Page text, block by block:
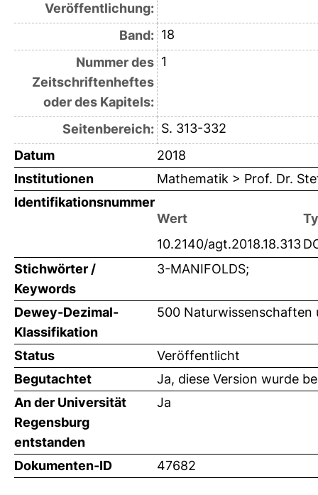
Veröffentlichung:
Band: 18
Nummer des
Zeitschriftenheftes
oder des Kapitels:
1
Seitenbereich: S. 313-332
Datum
2018
Institutionen
Mathematik > Prof. Dr.
Identifikationsnummer
Wert
10.2140/agt.2018.18.313
Stichwörter /
Keywords
3-MANIFOLDS;
Dewey-Dezimal-
Klassifikation
500 Naturwissenschaften
Status
Veröffentlicht
Begutachtet
Ja, diese Version wurde
An der Universität
Regensburg
entstanden
Ja
Dokumenten-ID 47682